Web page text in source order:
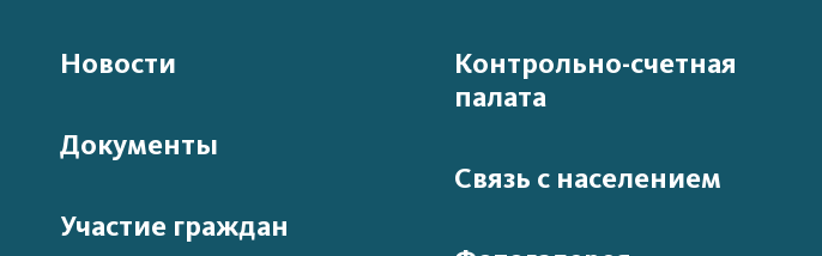
Новости
Документы
Участие граждан
Контрольно-счетная
палата
Связь с населением